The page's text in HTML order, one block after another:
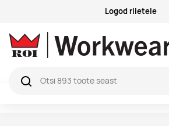
Logod riietele